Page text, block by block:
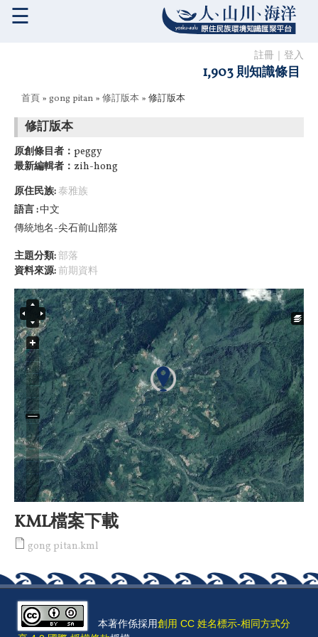
註冊 登入
1,903 則知識條目
☰
您在這裡
首頁 » gong pitan » 修訂版本 » 修訂版本
修訂版本
原創條目者： peggy
最新編輯者： zih-hong
原住民族: 泰雅族
語言 中文
傳統地名-尖石前山部落
主題分類:部落
資料來源:前期資料
KML檔案下載
gong pitan.kml
本著作係採用創用 CC 姓名標示-相同方式分